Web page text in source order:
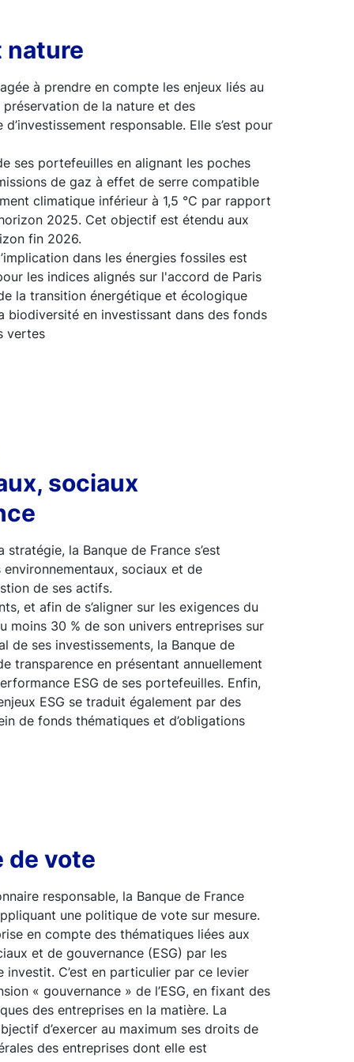
nature
à prendre en compte les enjeux liés au
de la nature et des
responsable. Elle s’est pour
ses portefeuilles en alignant les poches
de gaz à effet de serre compatible
climatique inférieur à 1,5 °C par rapport
2025. Cet objectif est étendu aux
fin 2026.
dans les énergies fossiles est
les indices alignés sur l'accord de Paris
la transition énergétique et écologique
biodiversité en investissant dans des fonds
vertes
sociaux
la Banque de France s’est
sociaux et de
de ses actifs.
et afin de s’aligner sur les exigences du
moins 30 % de son univers entreprises sur
de ses investissements, la Banque de
transparence en présentant annuellement
ESG de ses portefeuilles. Enfin,
ESG se traduit également par des
de fonds thématiques et d’obligations
de vote
responsable, la Banque de France
une politique de vote sur mesure.
en compte des thématiques liées aux
et de gouvernance (ESG) par les
investit. C’est en particulier par ce levier
« gouvernance » de l’ESG, en fixant des
des entreprises en la matière. La
d’exercer au maximum ses droits de
des entreprises dont elle est